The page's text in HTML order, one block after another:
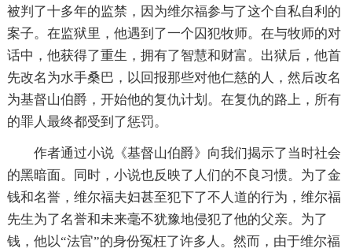
被判了十多年的监禁，因为维尔福参与了这个自私自利的
案子。在监狱里，他遇到了一个囚犯牧师。在与牧师的对
话中，他获得了重生，拥有了智慧和财富。出狱后，他首
先改名为水手桑巴，以回报那些对他仁慈的人，然后改名
为基督山伯爵，开始他的复仇计划。在复仇的路上，所有
的罪人最终都受到了惩罚。
作者通过小说《基督山伯爵》向我们揭示了当时社会
的黑暗面。同时，小说也反映了人们的不良习惯。为了金
钱和名誉，维尔福夫妇甚至犯下了不人道的行为，维尔福
先生为了名誉和未来毫不犹豫地侵犯了他的父亲。为了
钱，他以“法官”的身份冤枉了许多人。然而，由于维尔福